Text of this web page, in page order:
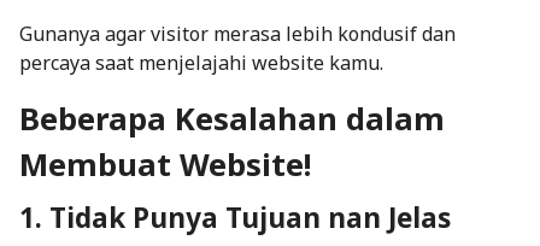
Gunanya agar visitor merasa lebih kondusif dan
percaya saat menjelajahi website kamu.
Beberapa Kesalahan dalam
Membuat Website!
1. Tidak Punya Tujuan nan Jelas